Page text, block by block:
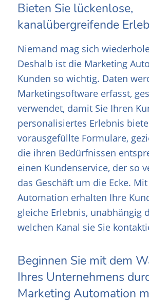
Bieten Sie lückenlose,
kanalübergreifende
Niemand mag sich
Deshalb ist die Marketing
Kunden so wichtig. Daten
Marketingsoftware erfasst,
verwendet, damit Sie Ihren
personalisiertes Erlebnis
vorausgefüllte Formulare,
die ihren Bedürfnissen
einen Kundenservice, der so
das Geschäft um die Ecke.
Automation erhalten Ihre
gleiche Erlebnis, unabhängig
welchen Kanal sie Sie
Beginnen Sie mit dem
Ihres Unternehmens
Marketing Automation